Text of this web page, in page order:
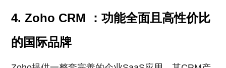
4. Zoho CRM
：功能全面且高性价比
的国际品牌